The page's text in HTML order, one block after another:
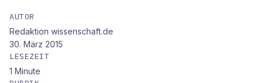
AUTOR
Redaktion wissenschaft.de
30. März 2015
LESEZEIT
1 Minute